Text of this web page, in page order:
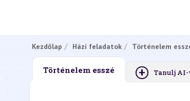
Kezdőlap Házi feladatok Történelem
Történelem esszé + Tanulj